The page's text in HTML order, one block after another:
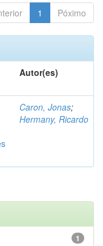
1 Póximo
Autor(es)
Caron, Jonas;
Hermany, Ricardo
1